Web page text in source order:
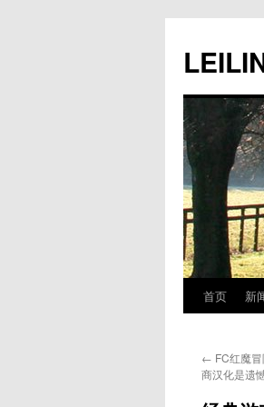
文
首页 新
← FC红魔
商汉化是遗